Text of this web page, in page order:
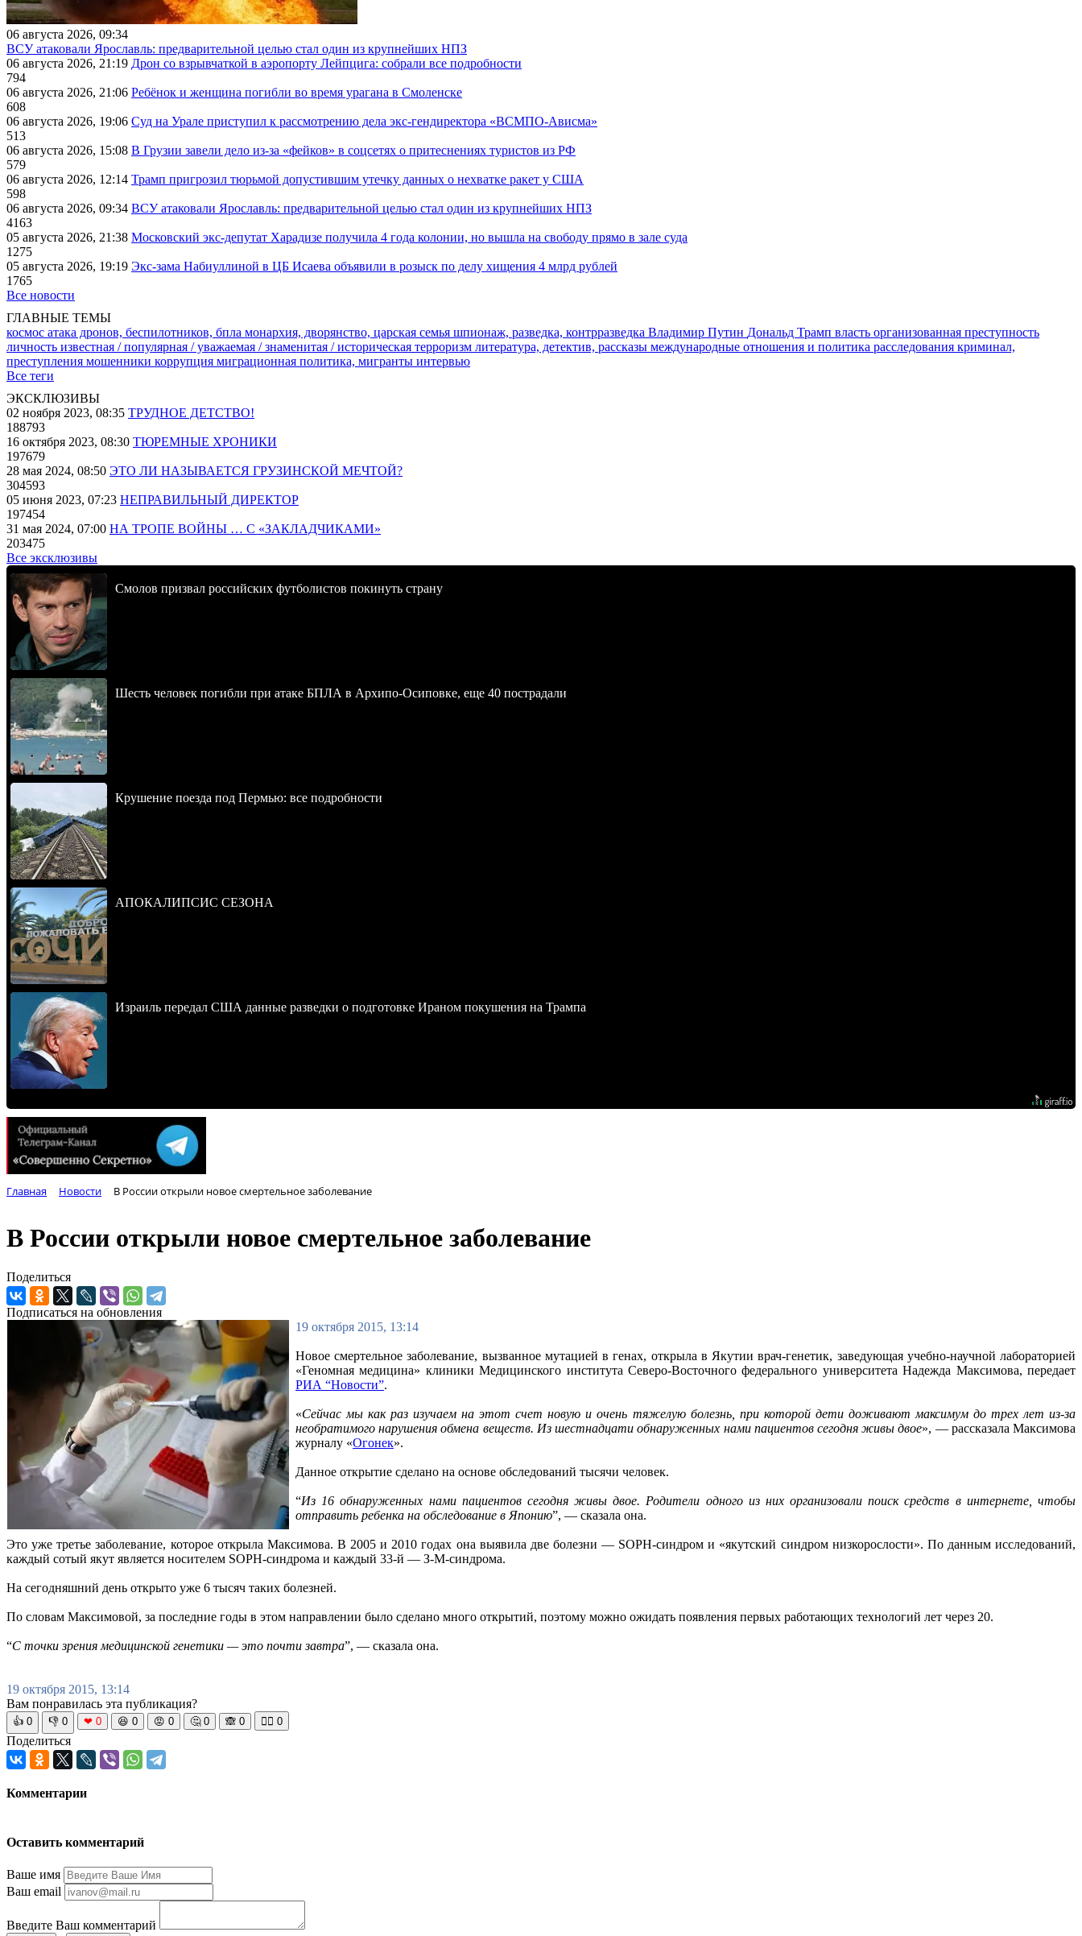
06 августа 2026, 09:34
ВСУ атаковали Ярославль: предварительной целью стал один из крупнейших НПЗ
06 августа 2026, 21:19 Дрон со взрывчаткой в аэропорту Лейпцига: собрали все подробности
794
06 августа 2026, 21:06 Ребёнок и женщина погибли во время урагана в Смоленске
608
06 августа 2026, 19:06 Суд на Урале приступил к рассмотрению дела экс-гендиректора «ВСМПО-Ависма»
513
06 августа 2026, 15:08 В Грузии завели дело из-за «фейков» в соцсетях о притеснениях туристов из РФ
579
06 августа 2026, 12:14 Трамп пригрозил тюрьмой допустившим утечку данных о нехватке ракет у США
598
06 августа 2026, 09:34 ВСУ атаковали Ярославль: предварительной целью стал один из крупнейших НПЗ
4163
05 августа 2026, 21:38 Московский экс-депутат Харадизе получила 4 года колонии, но вышла на свободу прямо в зале суда
1275
05 августа 2026, 19:19 Экс-зама Набиуллиной в ЦБ Исаева объявили в розыск по делу хищения 4 млрд рублей
1765
Все новости
ГЛАВНЫЕ ТЕМЫ
космос атака дронов, беспилотников, бпла монархия, дворянство, царская семья шпионаж, разведка, контрразведка Владимир Путин Дональд Трамп власть организованная преступность
личность известная / популярная / уважаемая / знаменитая / историческая терроризм литература, детектив, рассказы международные отношения и политика расследования криминал,
преступления мошенники коррупция миграционная политика, мигранты интервью
Все теги
ЭКСКЛЮЗИВЫ
02 ноября 2023, 08:35 ТРУДНОЕ ДЕТСТВО!
188793
16 октября 2023, 08:30 ТЮРЕМНЫЕ ХРОНИКИ
197679
28 мая 2024, 08:50 ЭТО ЛИ НАЗЫВАЕТСЯ ГРУЗИНСКОЙ МЕЧТОЙ?
304593
05 июня 2023, 07:23 НЕПРАВИЛЬНЫЙ ДИРЕКТОР
197454
31 мая 2024, 07:00 НА ТРОПЕ ВОЙНЫ … С «ЗАКЛАДЧИКАМИ»
203475
Все эксклюзивы
Смолов призвал российских футболистов покинуть страну
Шесть человек погибли при атаке БПЛА в Архипо-Осиповке, еще 40 пострадали
Крушение поезда под Пермью: все подробности
АПОКАЛИПСИС СЕЗОНА
Израиль передал США данные разведки о подготовке Ираном покушения на Трампа
Главная Новости В России открыли новое смертельное заболевание
В России открыли новое смертельное заболевание
Поделиться
Подписаться на обновления
19 октября 2015, 13:14
Новое смертельное заболевание, вызванное мутацией в генах, открыла в Якутии врач-генетик, заведующая учебно-научной лабораторией
«Геномная медицина» клиники Медицинского института Северо-Восточного федерального университета Надежда Максимова, передает
РИА “Новости”.
«Сейчас мы как раз изучаем на этот счет новую и очень тяжелую болезнь, при которой дети доживают максимум до трех лет из-за
необратимого нарушения обмена веществ. Из шестнадцати обнаруженных нами пациентов сегодня живы двое», — рассказала Максимова
журналу «Огонек».
Данное открытие сделано на основе обследований тысячи человек.
“Из 16 обнаруженных нами пациентов сегодня живы двое. Родители одного из них организовали поиск средств в интернете, чтобы
отправить ребенка на обследование в Японию”, — сказала она.
Это уже третье заболевание, которое открыла Максимова. В 2005 и 2010 годах она выявила две болезни — SOPH-синдром и «якутский синдром низкорослости». По данным исследований,
каждый сотый якут является носителем SOPH-синдрома и каждый 33-й — З-М-синдрома.
На сегодняшний день открыто уже 6 тысяч таких болезней.
По словам Максимовой, за последние годы в этом направлении было сделано много открытий, поэтому можно ожидать появления первых работающих технологий лет через 20.
“С точки зрения медицинской генетики — это почти завтра”, — сказала она.
19 октября 2015, 13:14
Вам понравилась эта публикация?
👍 0 👎 0 ❤ 0 😆 0 😡 0 🤔 0 🙈 0 🧘‍♀️ 0
Поделиться
Комментарии
Оставить комментарий
Ваше имя
Ваш email
Введите Ваш комментарий